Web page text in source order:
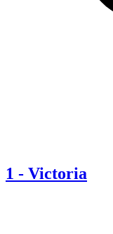
1 - Victoria